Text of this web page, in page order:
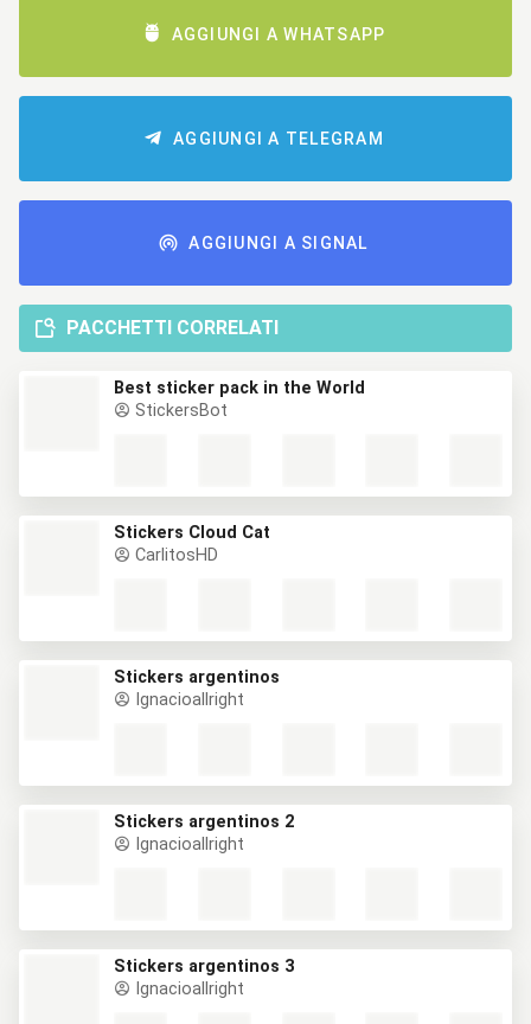
AGGIUNGI A WHATSAPP
AGGIUNGI A TELEGRAM
AGGIUNGI A SIGNAL
PACCHETTI CORRELATI
Best sticker pack in the World
StickersBot
Stickers Cloud Cat
CarlitosHD
Stickers argentinos
Ignacioallright
Stickers argentinos 2
Ignacioallright
Stickers argentinos 3
Ignacioallright